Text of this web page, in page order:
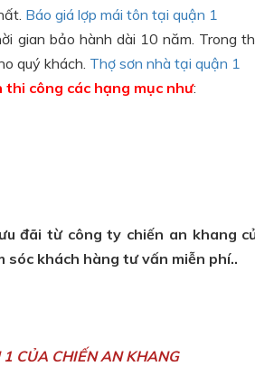
Báo giá lợp mái tôn tại quận 1
gian bảo hành dài 10 năm. Trong
quý khách. Thợ sơn nhà tại quận 1
công các hạng mục như:
đãi từ công ty chiến an khang
sóc khách hàng tư vấn miễn phí..
CỦA CHIẾN AN KHANG